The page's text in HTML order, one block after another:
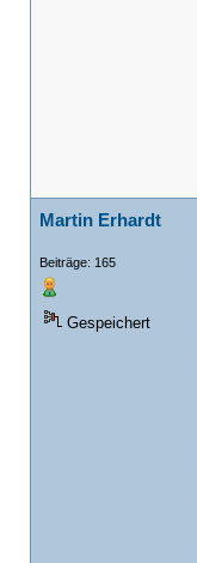
Martin Erhardt
Beiträge: 165
Gespeichert